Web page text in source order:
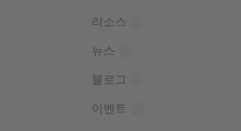
리소스
뉴스
블로그
이벤트